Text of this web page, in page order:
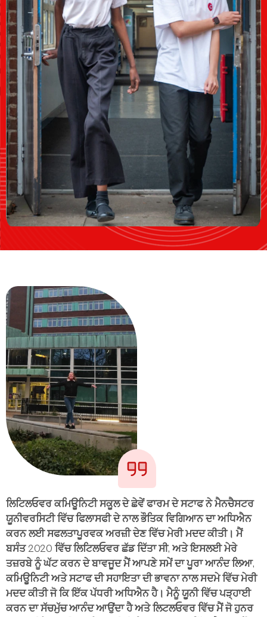
ਲਿਟਿਲਓਵਰ ਕਮਿਊਨਿਟੀ ਸਕੂਲ ਦੇ ਛੇਵੇਂ ਫਾਰਮ ਦੇ ਸਟਾਫ ਨੇ ਮੈਨਚੈਸਟਰ
ਯੂਨੀਵਰਸਿਟੀ ਵਿੱਚ ਫਿਲਾਸਫੀ ਦੇ ਨਾਲ ਭੌਤਿਕ ਵਿਗਿਆਨ ਦਾ ਅਧਿਐਨ
ਕਰਨ ਲਈ ਸਫਲਤਾਪੂਰਵਕ ਅਰਜ਼ੀ ਦੇਣ ਵਿੱਚ ਮੇਰੀ ਮਦਦ ਕੀਤੀ। ਮੈਂ
ਬਸੰਤ 2020 ਵਿੱਚ ਲਿਟਿਲਓਵਰ ਛੱਡ ਦਿੱਤਾ ਸੀ, ਅਤੇ ਇਸਲਈ ਮੇਰੇ
ਤਜ਼ਰਬੇ ਨੂੰ ਘੱਟ ਕਰਨ ਦੇ ਬਾਵਜੂਦ ਮੈਂ ਆਪਣੇ ਸਮੇਂ ਦਾ ਪੂਰਾ ਆਨੰਦ ਲਿਆ,
ਕਮਿਊਨਿਟੀ ਅਤੇ ਸਟਾਫ ਦੀ ਸਹਾਇਤਾ ਦੀ ਭਾਵਨਾ ਨਾਲ ਸਦਮੇ ਵਿੱਚ ਮੇਰੀ
ਮਦਦ ਕੀਤੀ ਜੋ ਕਿ ਇੱਕ ਪੱਧਰੀ ਅਧਿਐਨ ਹੈ। ਮੈਨੂੰ ਯੂਨੀ ਵਿੱਚ ਪੜ੍ਹਾਈ
ਕਰਨ ਦਾ ਸੱਚਮੁੱਚ ਆਨੰਦ ਆਉਂਦਾ ਹੈ ਅਤੇ ਲਿਟਲਓਵਰ ਵਿੱਚ ਮੈਂ ਜੋ ਹੁਨਰ